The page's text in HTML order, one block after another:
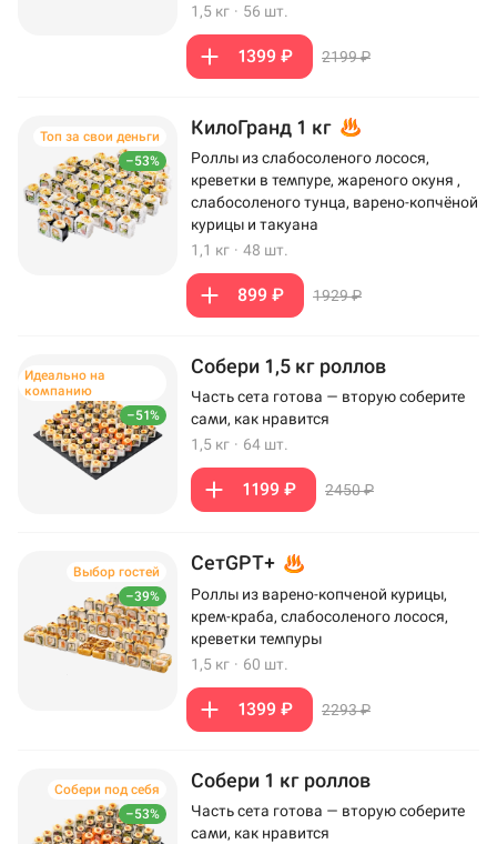
1,5 кг · 56 шт.
1399 ₽ 2199 ₽
–53%
Топ за свои деньги КилоГранд 1 кг
Роллы из слабосоленого лосося,
креветки в темпуре, жареного окуня ,
слабосоленого тунца, варено-копчёной
курицы и такуана
1,1 кг · 48 шт.
899 ₽ 1929 ₽
–51%
Идеально на
компанию
Собери 1,5 кг роллов
Часть сета готова — вторую соберите
сами, как нравится
1,5 кг · 64 шт.
1199 ₽ 2450 ₽
–39%
Выбор гостей СетGPT+
Роллы из варено-копченой курицы,
крем-краба, слабосоленого лосося,
креветки темпуры
1,5 кг · 60 шт.
1399 ₽ 2293 ₽
–53%
Собери под себя Собери 1 кг роллов
Часть сета готова — вторую соберите
сами, как нравится